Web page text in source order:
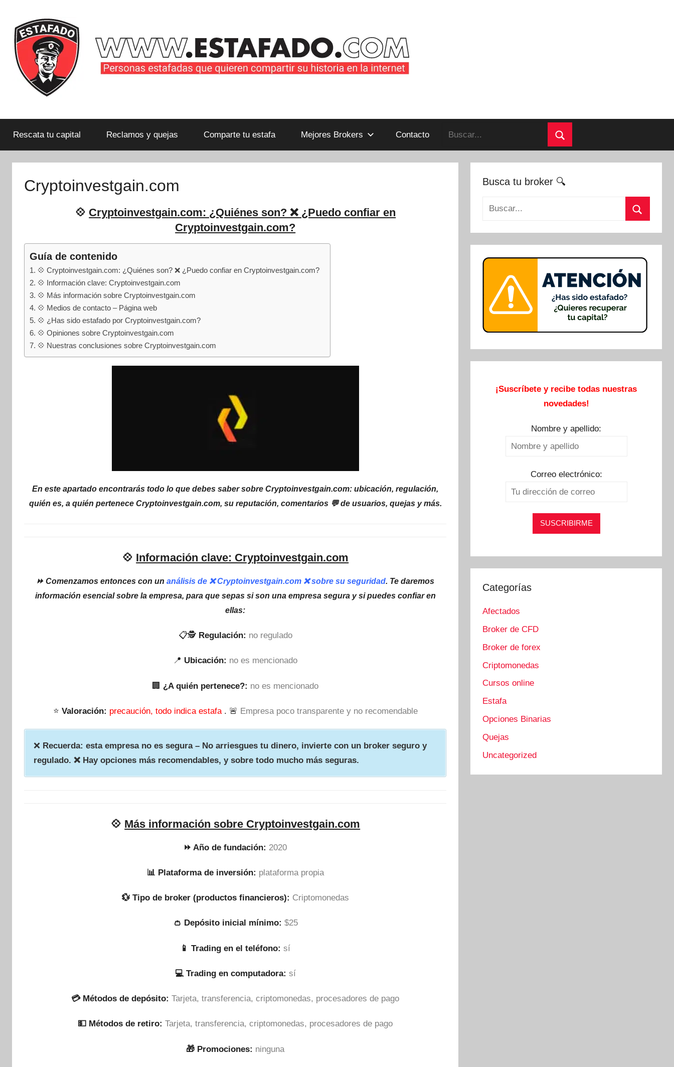
contenido
estafadas
que
historia
Estafado.com
Rescata tu capital Reclamos y quejas Comparte tu estafa Mejores Brokers Contacto
Buscar:
Buscar
Cryptoinvestgain.com
💠 Cryptoinvestgain.com: ¿Quiénes son? ❌ ¿Puedo confiar en
Cryptoinvestgain.com?
Guía de contenido
💠 Cryptoinvestgain.com: ¿Quiénes son? ❌ ¿Puedo confiar en Cryptoinvestgain.com?
💠 Información clave: Cryptoinvestgain.com
💠 Más información sobre Cryptoinvestgain.com
💠 Medios de contacto – Página web
💠 ¿Has sido estafado por Cryptoinvestgain.com?
💠 Opiniones sobre Cryptoinvestgain.com
💠 Nuestras conclusiones sobre Cryptoinvestgain.com
En este apartado encontrarás todo lo que debes saber sobre Cryptoinvestgain.com: ubicación, regulación,
quién es, a quién pertenece Cryptoinvestgain.com, su reputación, comentarios 💬 de usuarios, quejas y más.
💠 Información clave: Cryptoinvestgain.com
⏩ Comenzamos entonces con unanálisis de ❌ Cryptoinvestgain.com ❌ sobre su seguridad. Te daremos
información esencial sobre la empresa, para que sepas si son una empresa segura y si puedes confiar en
ellas:
📋🕵 Regulación: no regulado
📍 Ubicación: no es mencionado
🏢 ¿A quién pertenece?: no es mencionado
⭐ Valoración: precaución, todo indica estafa . 🚨 Empresa poco transparente y no recomendable
❌ Recuerda: esta empresa no es segura – No arriesgues tu dinero, invierte con un broker seguro y
regulado. ❌ Hay opciones más recomendables, y sobre todo mucho más seguras.
💠 Más información sobre Cryptoinvestgain.com
⏩ Año de fundación: 2020
📊 Plataforma de inversión: plataforma propia
💱 Tipo de broker (productos financieros): Criptomonedas
👛 Depósito inicial mínimo: $25
📱 Trading en el teléfono: sí
💻 Trading en computadora: sí
💳 Métodos de depósito: Tarjeta, transferencia, criptomonedas, procesadores de pago
💵​ Métodos de retiro: Tarjeta, transferencia, criptomonedas, procesadores de pago
🎁 Promociones: ninguna
Busca tu broker 🔍
Buscar:
¡Suscríbete y recibe todas nuestras
novedades!
Nombre y apellido:
Correo electrónico:
Categorías
Afectados
Broker de CFD
Broker de forex
Criptomonedas
Cursos online
Estafa
Opciones Binarias
Quejas
Uncategorized